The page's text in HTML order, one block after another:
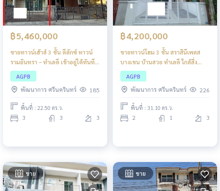
฿5,460,000
ขายทาวน์เฮ้าส์ 3 ชั้น ดีลักซ์ ทาวน์
รามอินทรา – ทำเลดี เข้าอยู่ได้ทันที
บ้านสวย พื้นที่ใช้สอยลงตัว เหมาะ
สำหรับครอบครัวหรือโฮมออฟฟิศ
ทำเลรามอินทราเดินทางสะดวกมาก
AGPB
พัฒนาการ ศรีนครินทร์
185
พื้นที่ : 22.50 ตร.ว.
3 3 3
฿4,200,000
ขายทาวน์โฮม 3 ชั้น สราสินีเพลส
บางเขน บ้านสวย ทำเลดี ใกล้สิ่ง
อำนวยความสะดวก
AGPB
พัฒนาการ ศรีนครินทร์
226
พื้นที่ : 31.10 ตร.ว.
2 1 3
ขาย ขาย